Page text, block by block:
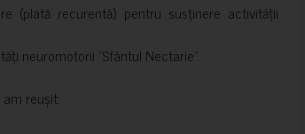
(plată recurentă) pentru susținere activității
neuromotorii ”Sfântul Nectarie”.
reușit: